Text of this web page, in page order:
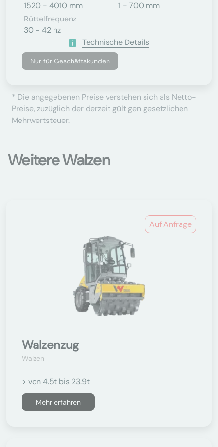
1520 - 4010 mm
1 - 700 mm
Rüttelfrequenz
30 - 42 hz
Technische Details
Nur für Geschäftskunden
* Die angegebenen Preise verstehen sich als Netto-
Preise, zuzüglich der derzeit gültigen gesetzlichen
Mehrwertsteuer.
Weitere Walzen
Auf Anfrage
Walzenzug
Walzen
> von 4.5t bis 23.9t
Mehr erfahren